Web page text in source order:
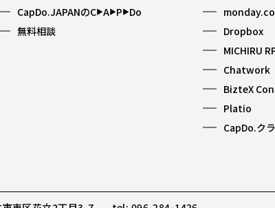
CapDo.JAPANのC▶︎A▶︎P▶︎Do
無料相談
Dropbox
MICHIRU
Chatwork
BizteX
Platio
CapDo.ク